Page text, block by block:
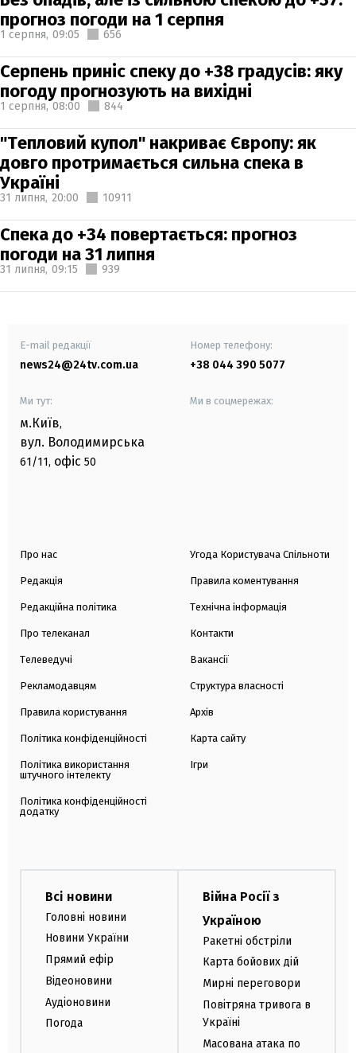
прогноз погоди на 1 серпня
1 серпня, 09:05 656
Серпень приніс спеку до +38 градусів: яку
погоду прогнозують на вихідні
1 серпня, 08:00 844
"Тепловий купол" накриває Європу: як
довго протримається сильна спека в
Україні
31 липня, 20:00 10911
Спека до +34 повертається: прогноз
погоди на 31 липня
31 липня, 09:15 939
E-mail редакції
news24@24tv.com.ua
Номер телефону:
+38 044 390 5077
Ми тут:
м.Київ,
вул. Володимирська
61/11, офіс 50
Ми в соцмережах:
Про нас
Редакція
Редакційна політика
Про телеканал
Телеведучі
Рекламодавцям
Правила користування
Політика конфіденційності
Політика використання
штучного інтелекту
Політика конфіденційності
додатку
Угода Користувача Спільноти
Правила коментування
Технічна інформація
Контакти
Вакансії
Структура власності
Архів
Карта сайту
Ігри
Всі новини
Головні новини
Новини України
Прямий ефір
Відеоновини
Аудіоновини
Погода
Війна Росії з
Україною
Ракетні обстріли
Карта бойових дій
Мирні переговори
Повітряна тривога в
Україні
Масована атака по